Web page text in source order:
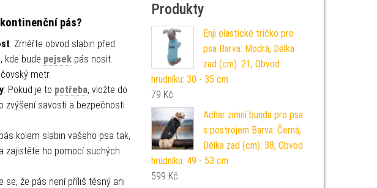
pás?
: Změřte obvod slabin před
kde bude pejsekpás nosit.
metr.
: Pokud je to potřeba, vložte do
zvýšení savosti a bezpečnosti
kolem slabin vašeho psa tak,
zajistěte ho pomocí suchých
se, že pás není příliš těsný ani
Produkty
Enji elastické tričko pro
psa Barva: Modrá, Délka
zad (cm): 21, Obvod
hrudníku: 30 - 35 cm
79 Kč
Achar zimní bunda pro psa
s postrojem Barva: Černá,
Délka zad (cm): 38, Obvod
hrudníku: 49 - 53 cm
599 Kč